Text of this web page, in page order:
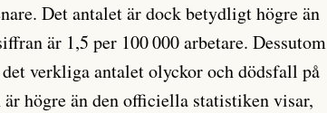
Det antalet är dock betydligt högre än
är 1,5 per 100 000 arbetare. Dessutom
verkliga antalet olyckor och dödsfall på
högre än den officiella statistiken visar,